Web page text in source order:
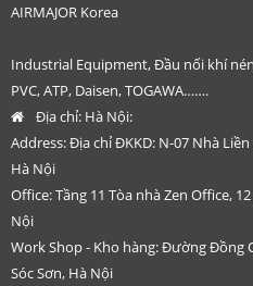
AIRMAJOR Korea
Industrial Equipment, Đầu nối khí
PVC, ATP, Daisen, TOGAWA…….
Địa chỉ: Hà Nội:
Address: Địa chỉ ĐKKD: N-07 Nhà
Hà Nội
Office: Tầng 11 Tòa nhà Zen Office,
Nội
Work Shop - Kho hàng: Đường Đồng
Sóc Sơn, Hà Nội